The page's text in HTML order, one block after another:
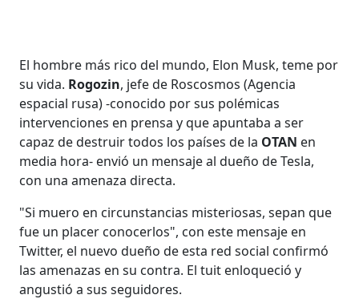
El hombre más rico del mundo, Elon Musk, teme por
su vida. Rogozin, jefe de Roscosmos (Agencia
espacial rusa) -conocido por sus polémicas
intervenciones en prensa y que apuntaba a ser
capaz de destruir todos los países de la OTAN en
media hora- envió un mensaje al dueño de Tesla,
con una amenaza directa.
"Si muero en circunstancias misteriosas, sepan que
fue un placer conocerlos", con este mensaje en
Twitter, el nuevo dueño de esta red social confirmó
las amenazas en su contra. El tuit enloqueció y
angustió a sus seguidores.